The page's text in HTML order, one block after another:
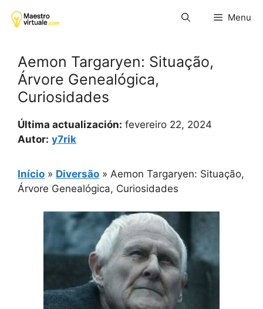
para
Menu
Aemon Targaryen: Situação,
Árvore Genealógica,
Curiosidades
Última actualización: fevereiro 22, 2024
Autor: y7rik
Início » Diversão » Aemon Targaryen: Situação,
Árvore Genealógica, Curiosidades